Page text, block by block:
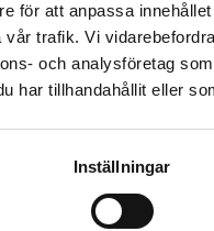
för att anpassa
trafik. Vi
och analysföretag
har tillhandahållit eller
Inställningar
Sekoita
seurana.